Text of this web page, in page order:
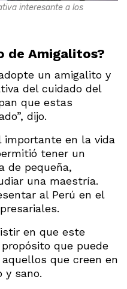
interesante a los
de Amigalitos?
un amigalito y
del cuidado del
que estas
dijo.
importante en la vida
tener un
de pequeña,
una maestría.
al Perú en el
en que este
que puede
que creen en
y sano.